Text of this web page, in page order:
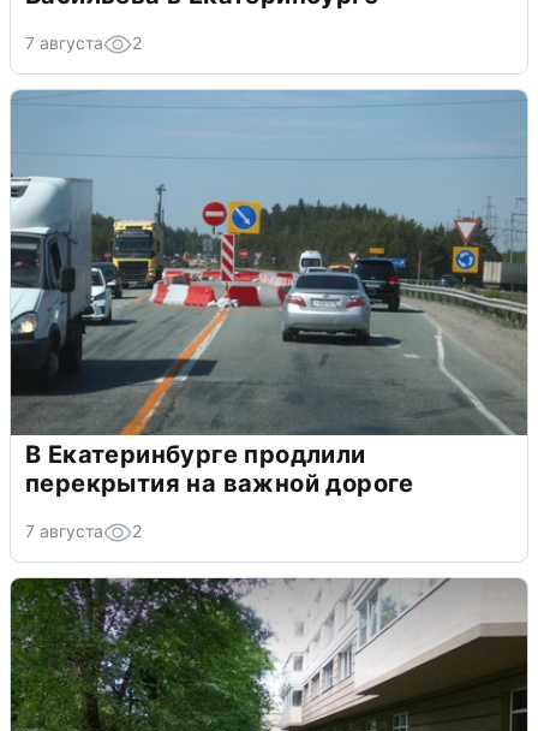
7 августа 2
В Екатеринбурге продлили
перекрытия на важной дороге
7 августа 2